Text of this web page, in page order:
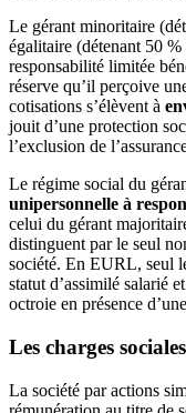
Le gérant minoritaire
égalitaire (détenant 50 %
responsabilité limitée
réserve qu’il perçoive
cotisations s’élèvent à
jouit d’une protection
l’exclusion de
Le régime social du
unipersonnelle à
celui du gérant
distinguent par le seul
société. En EURL, seul
statut d’assimilé salarié
octroie en présence
Les charges
La société par actions